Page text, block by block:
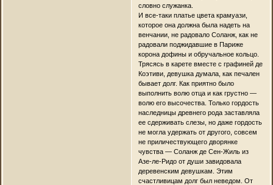
словно служанка.
И все-таки платье цвета крамуази,
которое она должна была надеть на
венчании, не радовало Соланж, как не
радовали поджидавшие в Париже
корона дофины и обручальное кольцо.
Трясясь в карете вместе с графиней де
Коэтиви, девушка думала, как печален
бывает долг. Как приятно было
выполнить волю отца и как грустно —
волю его высочества. Только гордость
наследницы древнего рода заставляла
ее сдерживать слезы, но даже гордость
не могла удержать от другого, совсем
не приличествующего дворянке
чувства — Соланж де Сен-Жиль из
Азе-ле-Ридо от души завидовала
деревенским девушкам. Этим
счастливицам долг был неведом. От